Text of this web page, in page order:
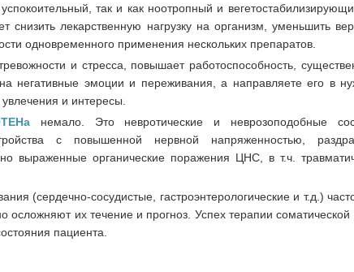
так и как ноотропный и
снизить лекарственную нагрузку на организм, уменьшить
одновременного применения нескольких препаратов.
и стресса, повышает работоспособность,
негативные эмоции и переживания, а направляете его в
и интересы.
немало. Это невротические и неврозоподобные
с повышенной нервной напряженностью,
выраженные органические поражения ЦНС, в т.ч.
(сердечно-сосудистые, гастроэнтерологические и т.д.)
осложняют их течение и прогноз. Успех терапии
пациента.